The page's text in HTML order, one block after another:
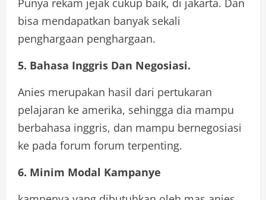
Punya rekam jejak cukup baik, di jakarta. Dan
bisa mendapatkan banyak sekali
penghargaan penghargaan.
5. Bahasa Inggris Dan Negosiasi.
Anies merupakan hasil dari pertukaran
pelajaran ke amerika, sehingga dia mampu
berbahasa inggris, dan mampu bernegosiasi
ke pada forum forum terpenting.
6. Minim Modal Kampanye